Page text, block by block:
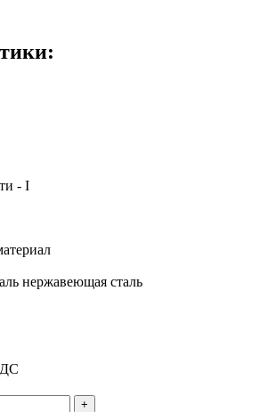
- I
нержавеющая сталь
+